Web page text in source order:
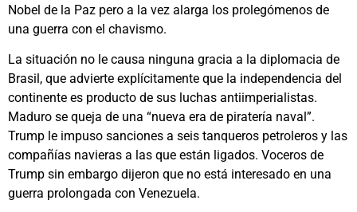
Nobel de la Paz pero a la vez alarga los prolegómenos de
una guerra con el chavismo.
La situación no le causa ninguna gracia a la diplomacia de
Brasil, que advierte explícitamente que la independencia del
continente es producto de sus luchas antiimperialistas.
Maduro se queja de una “nueva era de piratería naval”.
Trump le impuso sanciones a seis tanqueros petroleros y las
compañías navieras a las que están ligados. Voceros de
Trump sin embargo dijeron que no está interesado en una
guerra prolongada con Venezuela.